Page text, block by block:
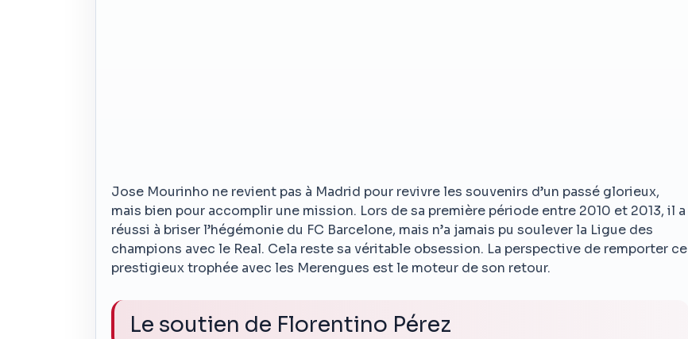
Jose Mourinho ne revient pas à Madrid pour revivre les souvenirs d’un passé glorieux,
mais bien pour accomplir une mission. Lors de sa première période entre 2010 et 2013, il a
réussi à briser l’hégémonie du FC Barcelone, mais n’a jamais pu soulever la Ligue des
champions avec le Real. Cela reste sa véritable obsession. La perspective de remporter ce
prestigieux trophée avec les Merengues est le moteur de son retour.
Le soutien de Florentino Pérez